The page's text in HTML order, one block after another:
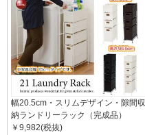
幅20.5cm・スリムデザイン・隙間収
納ランドリーラック（完成品）
￥9,982(税抜)